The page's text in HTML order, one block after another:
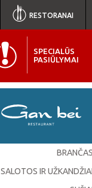
RESTORANAI
SPECIALŪS
PASIŪLYMAI
BRANČAS
SALOTOS IR UŽKANDŽIAI